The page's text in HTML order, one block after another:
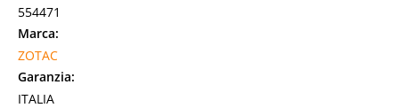
554471
Marca:
ZOTAC
Garanzia:
ITALIA